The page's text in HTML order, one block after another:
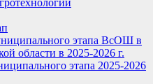
этапа ВсОШ в
области в 2025-2026 г.
этапа 2025-2026